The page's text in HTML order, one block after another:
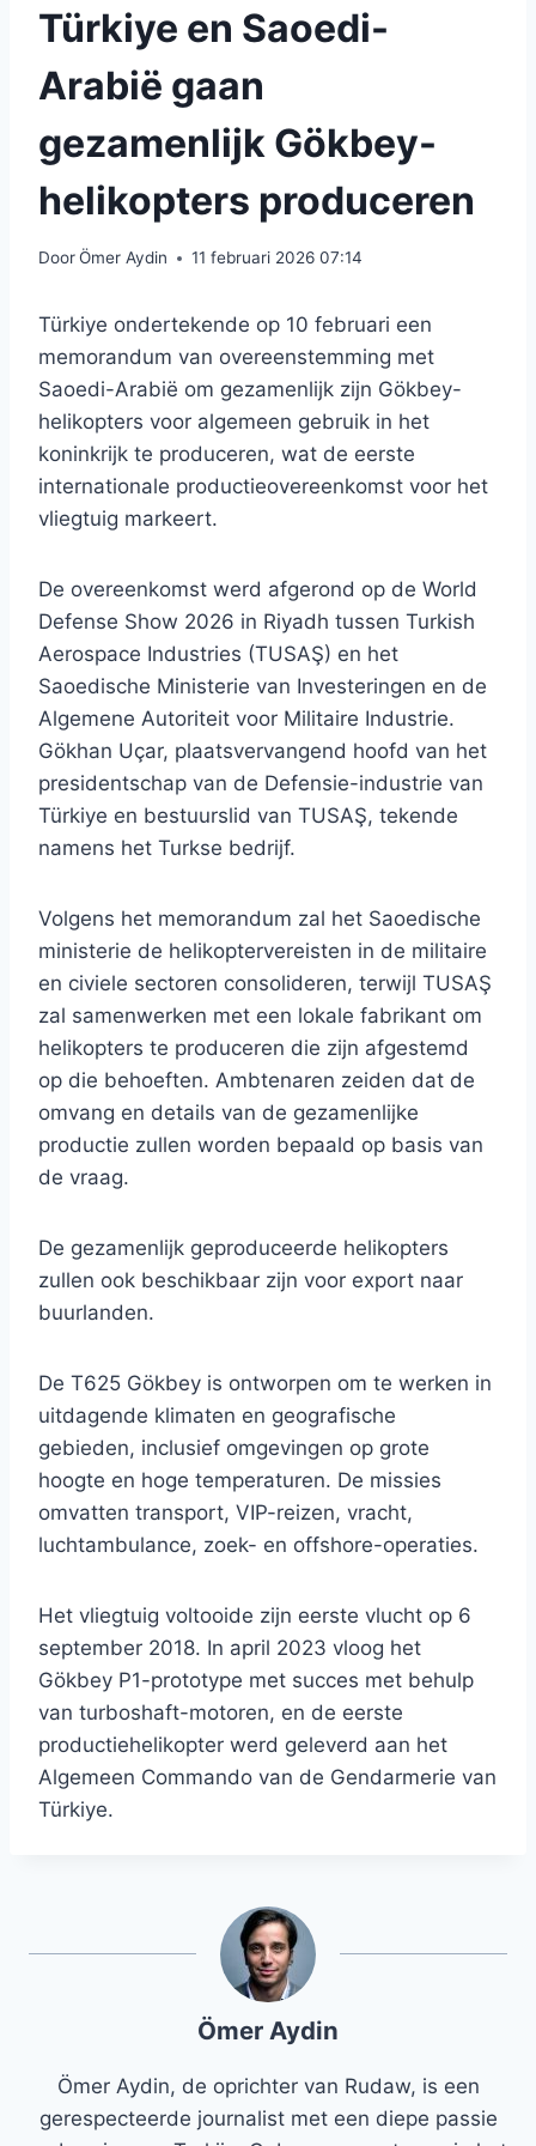
Türkiye en Saoedi-
Arabië gaan
gezamenlijk Gökbey-
helikopters produceren
DoorÖmer Aydin 11 februari 2026 07:14
Türkiye ondertekende op 10 februari een
memorandum van overeenstemming met
Saoedi-Arabië om gezamenlijk zijn Gökbey-
helikopters voor algemeen gebruik in het
koninkrijk te produceren, wat de eerste
internationale productieovereenkomst voor het
vliegtuig markeert.
De overeenkomst werd afgerond op de World
Defense Show 2026 in Riyadh tussen Turkish
Aerospace Industries (TUSAŞ) en het
Saoedische Ministerie van Investeringen en de
Algemene Autoriteit voor Militaire Industrie.
Gökhan Uçar, plaatsvervangend hoofd van het
presidentschap van de Defensie-industrie van
Türkiye en bestuurslid van TUSAŞ, tekende
namens het Turkse bedrijf.
Volgens het memorandum zal het Saoedische
ministerie de helikoptervereisten in de militaire
en civiele sectoren consolideren, terwijl TUSAŞ
zal samenwerken met een lokale fabrikant om
helikopters te produceren die zijn afgestemd
op die behoeften. Ambtenaren zeiden dat de
omvang en details van de gezamenlijke
productie zullen worden bepaald op basis van
de vraag.
De gezamenlijk geproduceerde helikopters
zullen ook beschikbaar zijn voor export naar
buurlanden.
De T625 Gökbey is ontworpen om te werken in
uitdagende klimaten en geografische
gebieden, inclusief omgevingen op grote
hoogte en hoge temperaturen. De missies
omvatten transport, VIP-reizen, vracht,
luchtambulance, zoek- en offshore-operaties.
Het vliegtuig voltooide zijn eerste vlucht op 6
september 2018. In april 2023 vloog het
Gökbey P1-prototype met succes met behulp
van turboshaft-motoren, en de eerste
productiehelikopter werd geleverd aan het
Algemeen Commando van de Gendarmerie van
Türkiye.
Ömer Aydin
Ömer Aydin, de oprichter van Rudaw, is een
gerespecteerde journalist met een diepe passie